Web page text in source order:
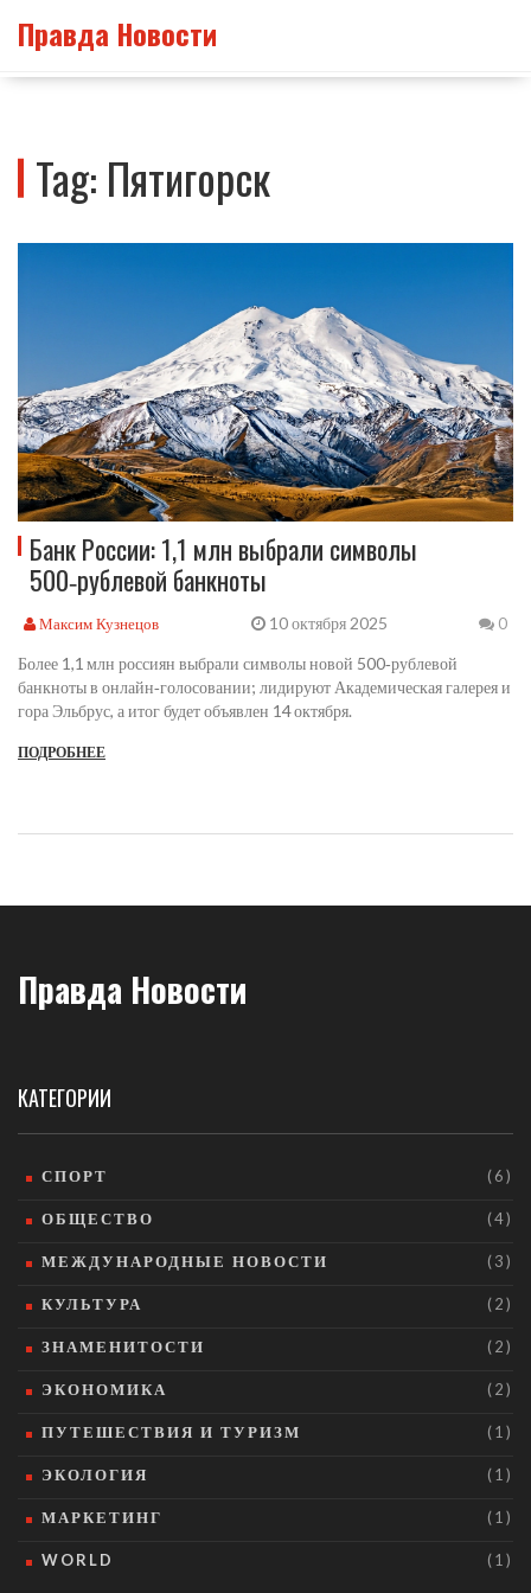
Правда Новости
Tag: Пятигорск
Банк России: 1,1 млн выбрали символы
500‑рублевой банкноты
Максим Кузнецов 10 октября 2025 0
Более 1,1 млн россиян выбрали символы новой 500‑рублевой
банкноты в онлайн‑голосовании; лидируют Академическая галерея и
гора Эльбрус, а итог будет объявлен 14 октября.
ПОДРОБНЕЕ
Правда Новости
КАТЕГОРИИ
СПОРТ (6)
ОБЩЕСТВО (4)
МЕЖДУНАРОДНЫЕ НОВОСТИ (3)
КУЛЬТУРА (2)
ЗНАМЕНИТОСТИ (2)
ЭКОНОМИКА (2)
ПУТЕШЕСТВИЯ И ТУРИЗМ (1)
ЭКОЛОГИЯ (1)
МАРКЕТИНГ (1)
WORLD (1)